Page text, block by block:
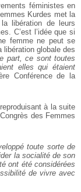
féministes en
Kurdes met la
libération de leurs
C’est l’idée que si
femme ne peut se
globale des
part, ce sont toutes
elles qui étaient
Conférence de la
à la suite
des Femmes
toute sorte de
la socialité de son
ont été considérées
de vivre avec